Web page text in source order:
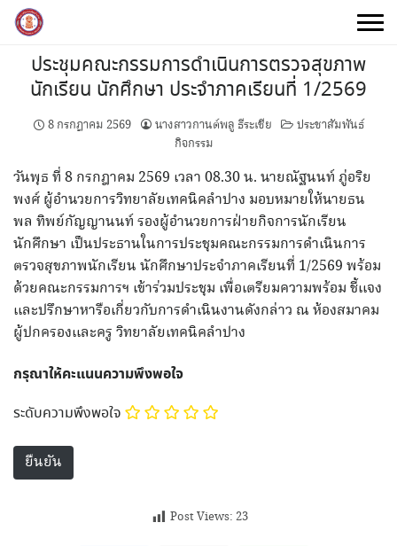
Skip
contentประชุมคณะกรรมการดำเนินการตรวจสุขภาพ
นักเรียน นักศึกษา ประจำภาคเรียนที่ 1/2569
8 กรกฎาคม 2569 นางสาวกานต์พลู ธีระเชีย
ประชาสัมพันธ์
กิจกรรม
วันพุธ ที่ 8 กรกฎาคม 2569 เวลา 08.30 น. นายณัฐนนท์ ภู่อริย
พงศ์ ผู้อำนวยการวิทยาลัยเทคนิคลำปาง มอบหมายให้นายธน
พล ทิพย์กัญญานนท์ รองผู้อำนวยการฝ่ายกิจการนักเรียน
นักศึกษา เป็นประธานในการประชุมคณะกรรมการดำเนินการ
ตรวจสุขภาพนักเรียน นักศึกษาประจำภาคเรียนที่ 1/2569 พร้อม
ด้วยคณะกรรมการฯ เข้าร่วมประชุม เพื่อเตรียมความพร้อม ชี้แจง
และปรึกษาหารือเกี่ยวกับการดำเนินงานดังกล่าว ณ ห้องสมาคม
ผู้ปกครองและครู วิทยาลัยเทคนิคลำปาง
กรุณาให้คะแนนความพึงพอใจ
ระดับความพึงพอใจ
Post Views: 23